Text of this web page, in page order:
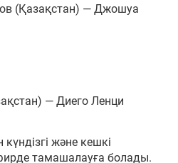
(Қазақстан) — Джошуа
— Диего Ленци
және кешкі
тамашалауға болады.